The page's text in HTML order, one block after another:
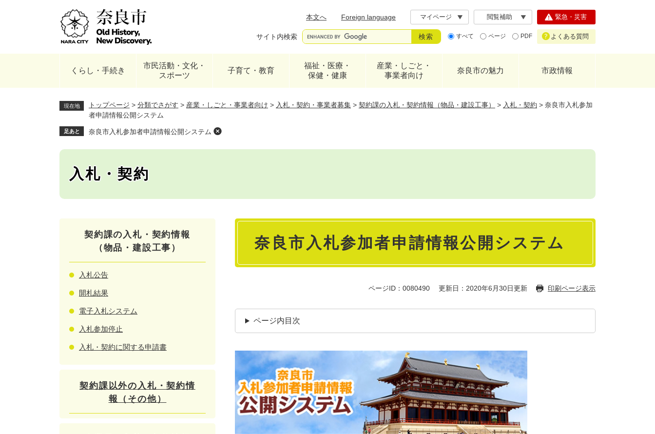
本文へ
Foreign language マイページ 閲覧補助
サイト内検索 すべて ページ PDF
緊急・災害
よくある質問
くらし・手続き
市民活動・文化・
スポーツ
子育て・教育
福祉・医療・
保健・健康
産業・しごと・
事業者向け
奈良市の魅力 市政情報
現在地 トップページ > 分類でさがす > 産業・しごと・事業者向け > 入札・契約・事業者募集 > 契約課の入札・契約情報（物品・建設工事） > 入札・契約 > 奈良市入札参加
者申請情報公開システム
足あと 奈良市入札参加者申請情報公開システム
入札・契約
本
奈良市入札参加者申請情報公開システム
ページID：0080490 更新日：2020年6月30日更新 印刷ページ表示
ページ内目次
契約課の入札・契約情報
（物品・建設工事）
入札公告
開札結果
電子入札システム
入札参加停止
入札・契約に関する申請書
契約課以外の入札・契約情
報（その他）